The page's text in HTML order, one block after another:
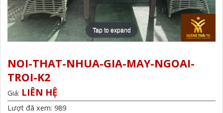
Tap to expand
NOI-THAT-NHUA-GIA-MAY-NGOAI-
TROI-K2
Giá: LIÊN HỆ
Lượt đã xem: 989